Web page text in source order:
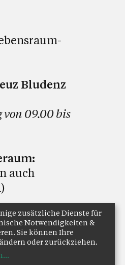
Bludenz
09.00 bis
auch
zusätzliche Dienste für
Notwendigkeiten &
Sie können Ihre
oder zurückziehen.
...